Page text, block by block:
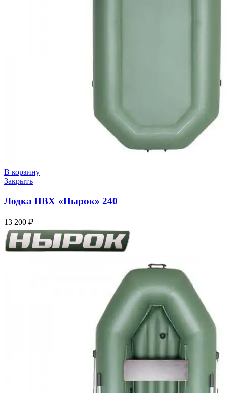
В корзину
Закрыть
Лодка ПВХ «Нырок» 240
13 200 ₽